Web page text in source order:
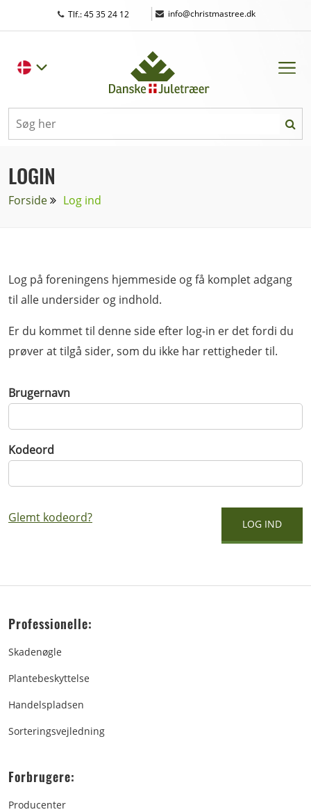
Tlf.: 45 35 24 12 | info@christmastree.dk
LOGIN
Forside Log ind
Log på foreningens hjemmeside og få komplet adgang
til alle undersider og indhold.
Er du kommet til denne side efter log-in er det fordi du
prøver at tilgå sider, som du ikke har rettigheder til.
Brugernavn
Kodeord
Glemt kodeord?
Professionelle:
Skadenøgle
Plantebeskyttelse
Handelspladsen
Sorteringsvejledning
Forbrugere:
Producenter